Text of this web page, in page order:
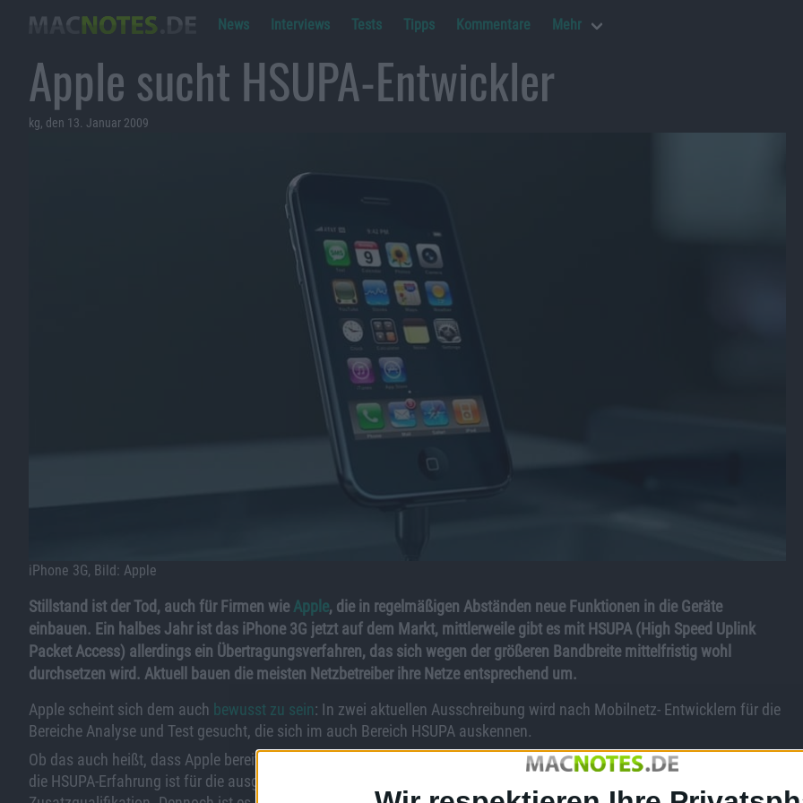
News Interviews Tests Tipps Kommentare Mehr
Apple sucht HSUPA-Entwickler
kg, den 13. Januar 2009
iPhone 3G, Bild: Apple
Stillstand ist der Tod, auch für Firmen wie Apple, die in regelmäßigen Abständen neue Funktionen in die Geräte
einbauen. Ein halbes Jahr ist das iPhone 3G jetzt auf dem Markt, mittlerweile gibt es mit HSUPA (High Speed Uplink
Packet Access) allerdings ein Übertragungsverfahren, das sich wegen der größeren Bandbreite mittelfristig wohl
durchsetzen wird. Aktuell bauen die meisten Netzbetreiber ihre Netze entsprechend um.
Apple scheint sich dem auch bewusst zu sein: In zwei aktuellen Ausschreibung wird nach Mobilnetz- Entwicklern für die
Bereiche Analyse und Test gesucht, die sich im auch Bereich HSUPA auskennen.
Ob das auch heißt, dass Apple bereits an neuen iPhones mit dem neuen Standard arbeitet, ist dabei aber noch fraglich,
die HSUPA-Erfahrung ist für die ausgeschriebenen Stellen keine Voraussetzung, sondern nur eine durchaus erwünschte